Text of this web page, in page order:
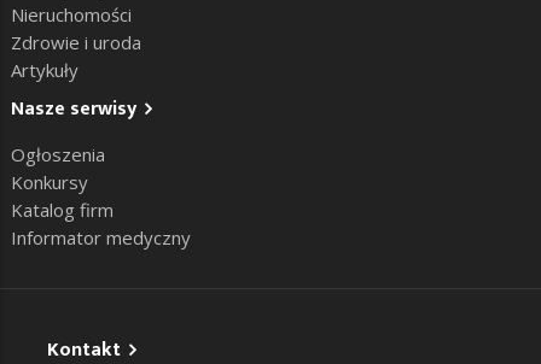
Nieruchomości
Zdrowie i uroda
Artykuły
Nasze serwisy
Ogłoszenia
Konkursy
Katalog firm
Informator medyczny
Kontakt